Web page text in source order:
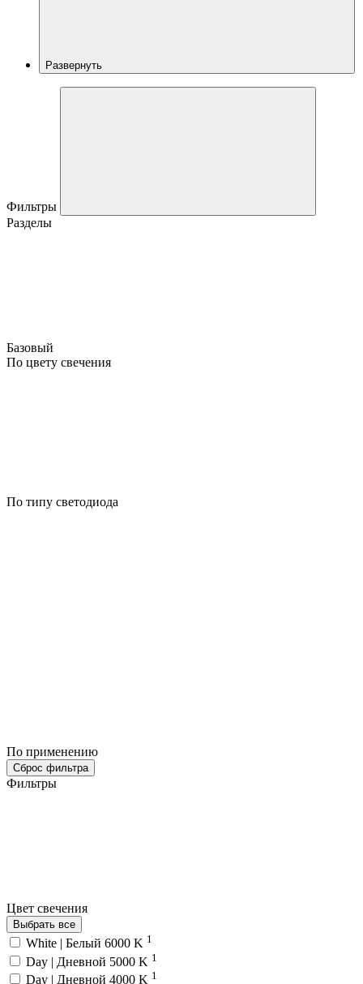
Развернуть
Фильтры
Разделы
Базовый
По цвету свечения
По типу светодиода
По применению
Сброс фильтра
Фильтры
Цвет свечения
Выбрать все
White | Белый 6000 K 1
Day | Дневной 5000 K 1
Day | Дневной 4000 K 1